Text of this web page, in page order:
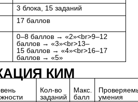
3 блока, 15 заданий
17 баллов
0–8 баллов → «2»<br>9–12
баллов → «3»<br>13–
15 баллов → «4»<br>16–17
баллов → «5»
КИМ
Кол-во
заданий
Макс.
балл
умения